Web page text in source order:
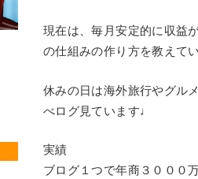
現在は、毎月安定的に収益
の仕組みの作り方を教えてい
休みの日は海外旅行やグル
べログ見ています♩
実績
ブログ１つで年商３０００